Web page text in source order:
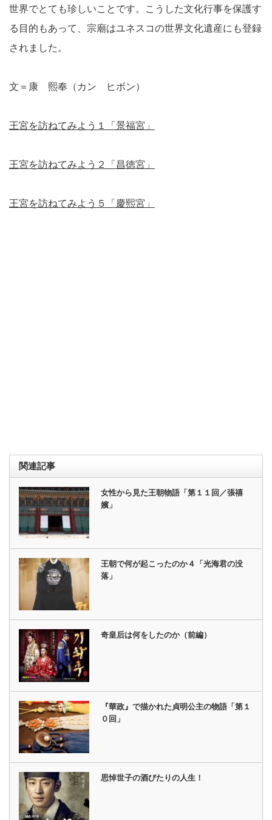
世界でとても珍しいことです。こうした文化行事を保護す
る目的もあって、宗廟はユネスコの世界文化遺産にも登録
されました。
文＝康 熙奉（カン ヒボン）
王宮を訪ねてみよう１「景福宮」
王宮を訪ねてみよう２「昌徳宮」
王宮を訪ねてみよう５「慶熙宮」
関連記事
女性から見た王朝物語「第１１回／張禧
嬪」
王朝で何が起こったのか４「光海君の没
落」
奇皇后は何をしたのか（前編）
『華政』で描かれた貞明公主の物語「第１
０回」
思悼世子の酒びたりの人生！